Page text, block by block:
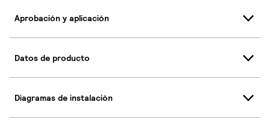
Aprobación y aplicación
Datos de producto
Diagramas de instalación